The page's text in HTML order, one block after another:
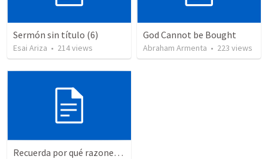
Sermón sin título (6)
Esai Ariza • 214views
God Cannot be Bought
Abraham Armenta • 223 views
Recuerda por qué razones debemos alabar a Dios - Salmo 103-1-5